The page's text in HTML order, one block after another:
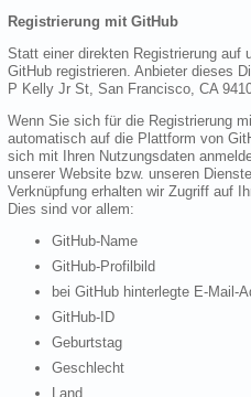
Registrierung mit GitHub
Statt einer direkten Registrierung auf
GitHub registrieren. Anbieter dieses
P Kelly Jr St, San Francisco, CA
Wenn Sie sich für die Registrierung
automatisch auf die Plattform von
sich mit Ihren Nutzungsdaten
unserer Website bzw. unseren
Verknüpfung erhalten wir Zugriff auf
Dies sind vor allem:
GitHub-Name
GitHub-Profilbild
bei GitHub hinterlegte E-Mail-
GitHub-ID
Geburtstag
Geschlecht
Land